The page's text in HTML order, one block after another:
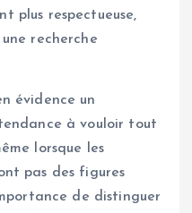
plus respectueuse,
recherche
évidence un
à vouloir tout
lorsque les
pas des figures
de distinguer